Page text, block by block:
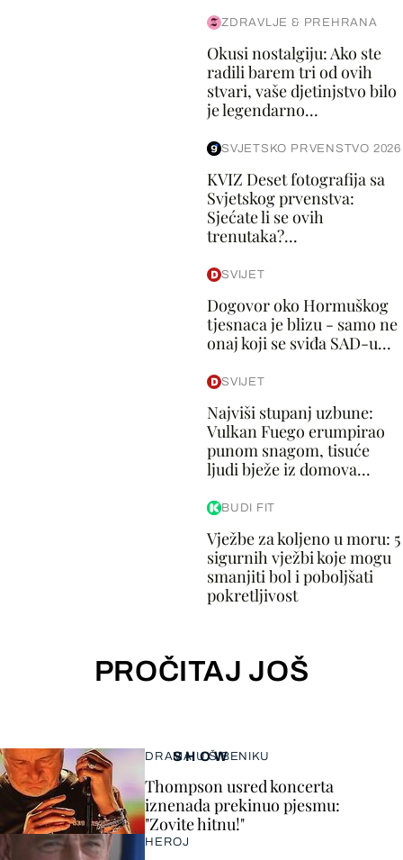
ZDRAVLJE & PREHRANA
Okusi nostalgiju: Ako ste
radili barem tri od ovih
stvari, vaše djetinjstvo bilo
je legendarno...
SVJETSKO PRVENSTVO 2026
KVIZ Deset fotografija sa
Svjetskog prvenstva:
Sjećate li se ovih
trenutaka?...
SVIJET
Dogovor oko Hormuškog
tjesnaca je blizu - samo ne
onaj koji se sviđa SAD-u...
SVIJET
Najviši stupanj uzbune:
Vulkan Fuego erumpirao
punom snagom, tisuće
ljudi bježe iz domova...
BUDI FIT
Vježbe za koljeno u moru: 5
sigurnih vježbi koje mogu
smanjiti bol i poboljšati
pokretljivost
PROČITAJ JOŠ
SHOW
DRAMA U ŠIBENIKU
Thompson usred koncerta
iznenada prekinuo pjesmu:
"Zovite hitnu!"
HEROJ